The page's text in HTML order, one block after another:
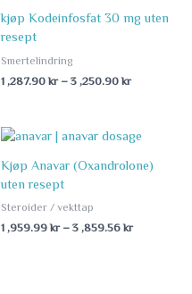
kjøp Kodeinfosfat 30 mg uten
resept
Smertelindring
1 ,287.90kr – 3 ,250.90kr
Kjøp Anavar (Oxandrolone)
uten resept
Steroider / vekttap
1 ,959.99kr – 3 ,859.56kr
Price
1
,859.56 kr